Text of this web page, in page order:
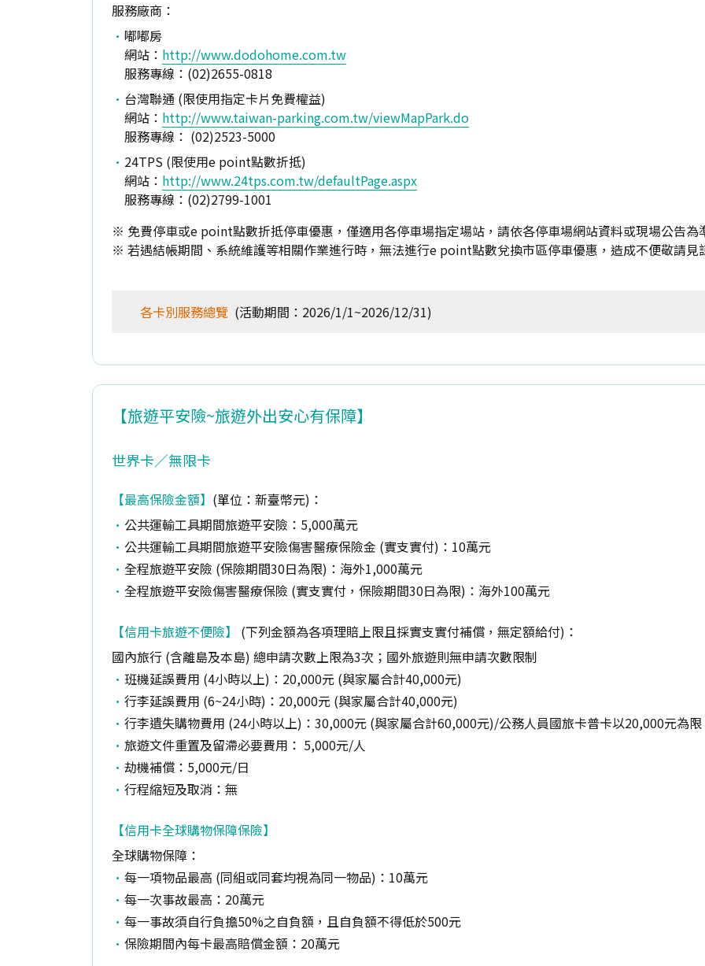
服務廠商：
嘟嘟房
網站： http://www.dodohome.com.tw
服務專線：(02)2655-0818
台灣聯通 (限使用指定卡片免費權益)
網站： http://www.taiwan-parking.com.tw/viewMapPark.do
服務專線： (02)2523-5000
24TPS (限使用e point點數折抵)
網站： http://www.24tps.com.tw/defaultPage.aspx
服務專線：(02)2799-1001
※ 免費停車或e point點數折抵停車優惠，僅適用各停車場指定場站，請依各停車場網站資料或現場公告為
※ 若遇結帳期間、系統維護等相關作業進行時，無法進行e point點數兌換市區停車優惠，造成不便敬請見
各卡別服務總覽 (活動期間：2026/1/1~2026/12/31)
【旅遊平安險~旅遊外出安心有保障】
世界卡／無限卡
【最高保險金額】 (單位：新臺幣元)：
公共運輸工具期間旅遊平安險：5,000萬元
公共運輸工具期間旅遊平安險傷害醫療保險金 (實支實付)：10萬元
全程旅遊平安險 (保險期間30日為限)：海外1,000萬元
全程旅遊平安險傷害醫療保險 (實支實付，保險期間30日為限)：海外100萬元
【信用卡旅遊不便險】
(下列金額為各項理賠上限且採實支實付補償，無定額給付)：
國內旅行 (含離島及本島) 總申請次數上限為3次；國外旅遊則無申請次數限制
班機延誤費用 (4小時以上)：20,000元 (與家屬合計40,000元)
行李延誤費用 (6~24小時)：20,000元 (與家屬合計40,000元)
行李遺失購物費用 (24小時以上)：30,000元 (與家屬合計60,000元)/公務人員國旅卡普卡以20,000元為
旅遊文件重置及留滯必要費用： 5,000元/人
劫機補償：5,000元/日
行程縮短及取消：無
【信用卡全球購物保障保險】
全球購物保障：
每一項物品最高 (同組或同套均視為同一物品)：10萬元
每一次事故最高：20萬元
每一事故須自行負擔50%之自負額，且自負額不得低於500元
保險期間內每卡最高賠償金額：20萬元